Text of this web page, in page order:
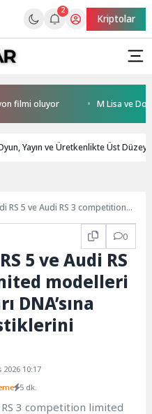
2
Kriptolar
oluyor M Lisa ve Dolu
Yayın ve Üretkenlikte Üst
RS 5 ve Audi RS 3 competition
0
5 ve Audi RS
modelleri
DNA’sına
2026 10:17
5 dk.